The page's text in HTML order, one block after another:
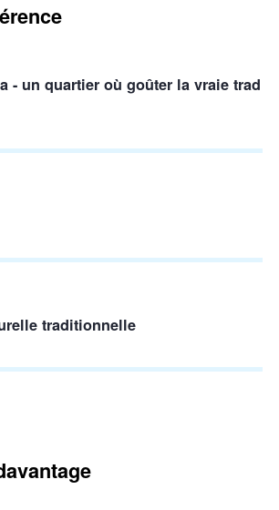
- un quartier où goûter la vraie trad
traditionnelle